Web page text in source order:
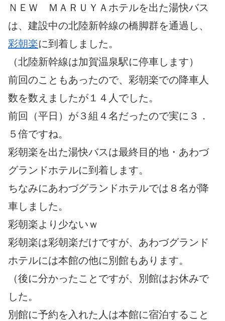
ＮＥＷ ＭＡＲＵＹＡホテルを出た湯快バス
は、建設中の北陸新幹線の橋脚群を通過し、
彩朝楽に到着しました。
（北陸新幹線は加賀温泉駅に停車します）
前回のこともあったので、彩朝楽での降車人
数を数えましたが１４人でした。
前回（平日）が３組４名だったので実に３．
５倍ですね。
彩朝楽を出た湯快バスは最終目的地・あわづ
グランドホテルに到着します。
ちなみにあわづグランドホテルでは８名が降
車しました。
彩朝楽より少ないｗ
彩朝楽は彩朝楽だけですが、あわづグランド
ホテルには本館の他に別館もあります。
（後に分かったことですが、別館はお休みで
した。
別館に予約を入れた人は本館に宿泊すること